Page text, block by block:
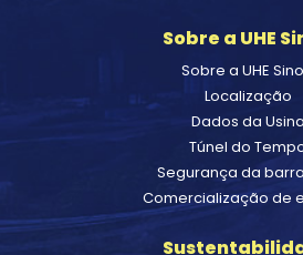
Sobre a UHE
Sobre a UHE
Localização
Dados da Usina
Túnel do
Segurança da
Comercialização de